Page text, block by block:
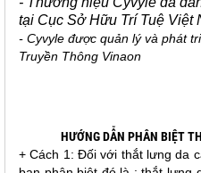
tại Cục Sở Hữu Trí Tuệ Việt
- Cyvyle được quản lý và phát
Truyền Thông Vinaon
HƯỚNG DẪN PHÂN BIỆT
+ Cách 1: Đối với thắt lưng da